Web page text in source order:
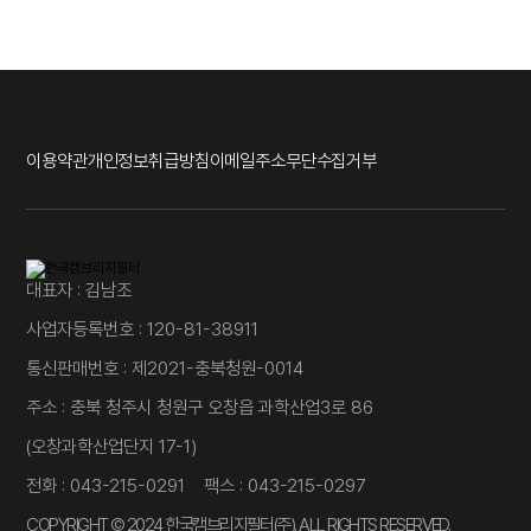
이용약관개인정보취급방침이메일주소무단수집거부
대표자 : 김남조
사업자등록번호 : 120-81-38911
통신판매번호 : 제2021-충북청원-0014
주소 : 충북 청주시 청원구 오창읍 과학산업3로 86
(오창과학산업단지 17-1)
전화 : 043-215-0291 팩스 : 043-215-0297
COPYRIGHT © 2024 한국캠브리지필터(주). ALL RIGHTS RESERVED.